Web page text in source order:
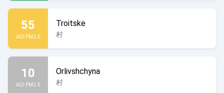
55
AQI PM2.5
Troitske
村
10
AQI PM2.5
Orlivshchyna
村